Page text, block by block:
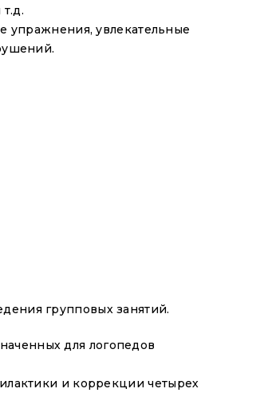
упражнения, увлекательные
групповых занятий.
для логопедов
и коррекции четырех